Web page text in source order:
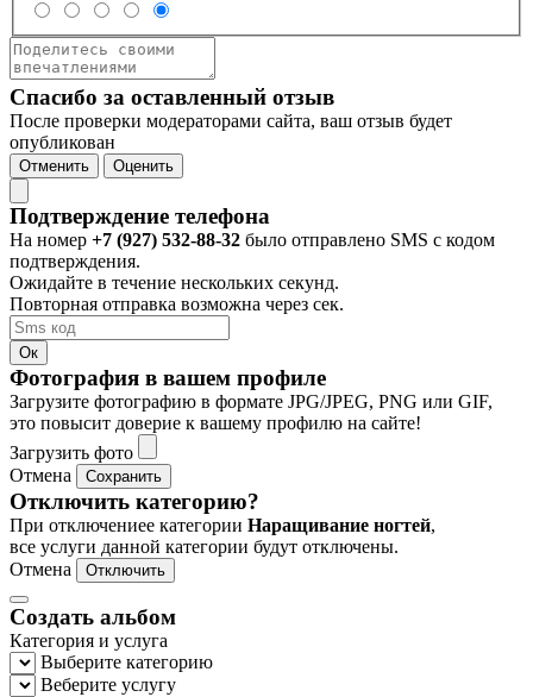
Спасибо за оставленный отзыв
После проверки модераторами сайта, ваш отзыв будет
опубликован
Отменить Оценить
Подтверждение телефона
На номер +7 (927) 532-88-32 было отправлено SMS с кодом
подтверждения.
Ожидайте в течение нескольких секунд.
Повторная отправка возможна через сек.
Ок
Фотография в вашем профиле
Загрузите фотографию в формате JPG/JPEG, PNG или GIF,
это повысит доверие к вашему профилю на сайте!
Загрузить фото
Отмена
Сохранить
Отключить категорию?
При отключениее категории Наращивание ногтей,
все услуги данной категории будут отключены.
Отмена
Отключить
Создать альбом
Категория и услуга
Выберите категорию
Веберите услугу